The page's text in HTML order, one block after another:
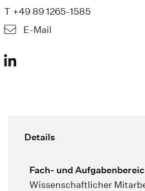
T +49 89 1265-1585
E-Mail
Details
Fach- und
Wissenschaftlicher